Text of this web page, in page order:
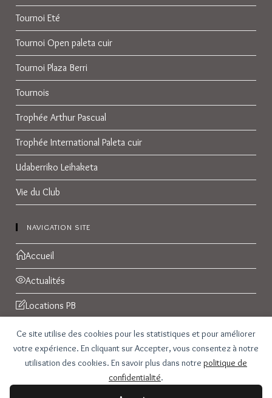
Ce site utilise des cookies pour les statistiques et pour améliorer
votre expérience. En cliquant sur Accepter, vous consentez à notre
utilisation des cookies. En savoir plus dans notre politique de
confidentialité.
Tournoi Eté
Tournoi Open paleta cuir
Tournoi Plaza Berri
Tournois
Trophée Arthur Pascual
Trophée International Paleta cuir
Udaberriko Leihaketa
Vie du Club
NAVIGATION SITE
Accueil
Actualités
Locations PB
Réservations
Galerie Photos